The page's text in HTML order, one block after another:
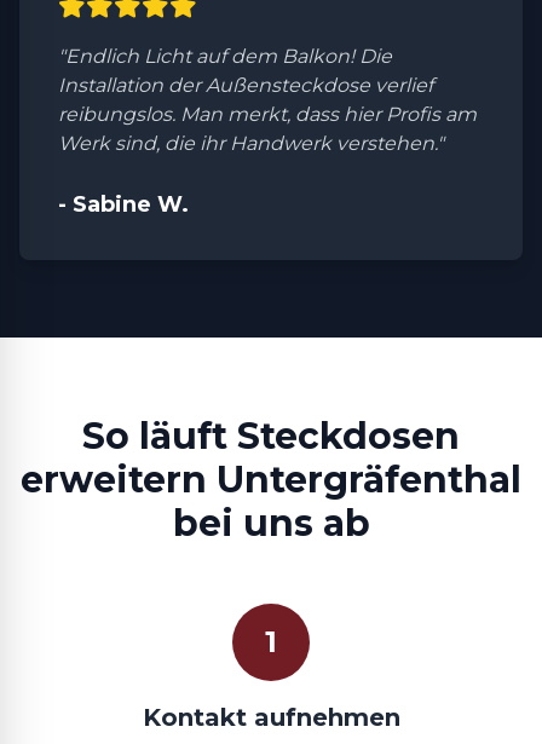
"Endlich Licht auf dem Balkon! Die
Installation der Außensteckdose verlief
reibungslos. Man merkt, dass hier Profis am
Werk sind, die ihr Handwerk verstehen."
- Sabine W.
So läuft Steckdosen
erweitern Untergräfenthal
bei uns ab
1
Kontakt aufnehmen